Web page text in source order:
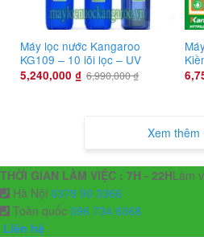
Máy lọc nước Kangaroo
KG109 – 10 lõi lọc – UV
5,240,000 ₫ 6,990,000₫
Xem thêm
THỜI GIAN LÀM VIỆC : 7H - 22HLàm
Hà Nội 0378 90 3366
Toàn quốc 096 734 6068
Liên hệ